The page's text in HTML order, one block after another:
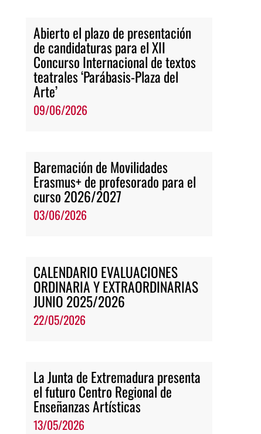
Abierto el plazo de presentación
de candidaturas para el XII
Concurso Internacional de textos
teatrales ‘Parábasis-Plaza del
Arte’
09/06/2026
Baremación de Movilidades
Erasmus+ de profesorado para el
curso 2026/2027
03/06/2026
CALENDARIO EVALUACIONES
ORDINARIA Y EXTRAORDINARIAS
JUNIO 2025/2026
22/05/2026
La Junta de Extremadura presenta
el futuro Centro Regional de
Enseñanzas Artísticas
13/05/2026